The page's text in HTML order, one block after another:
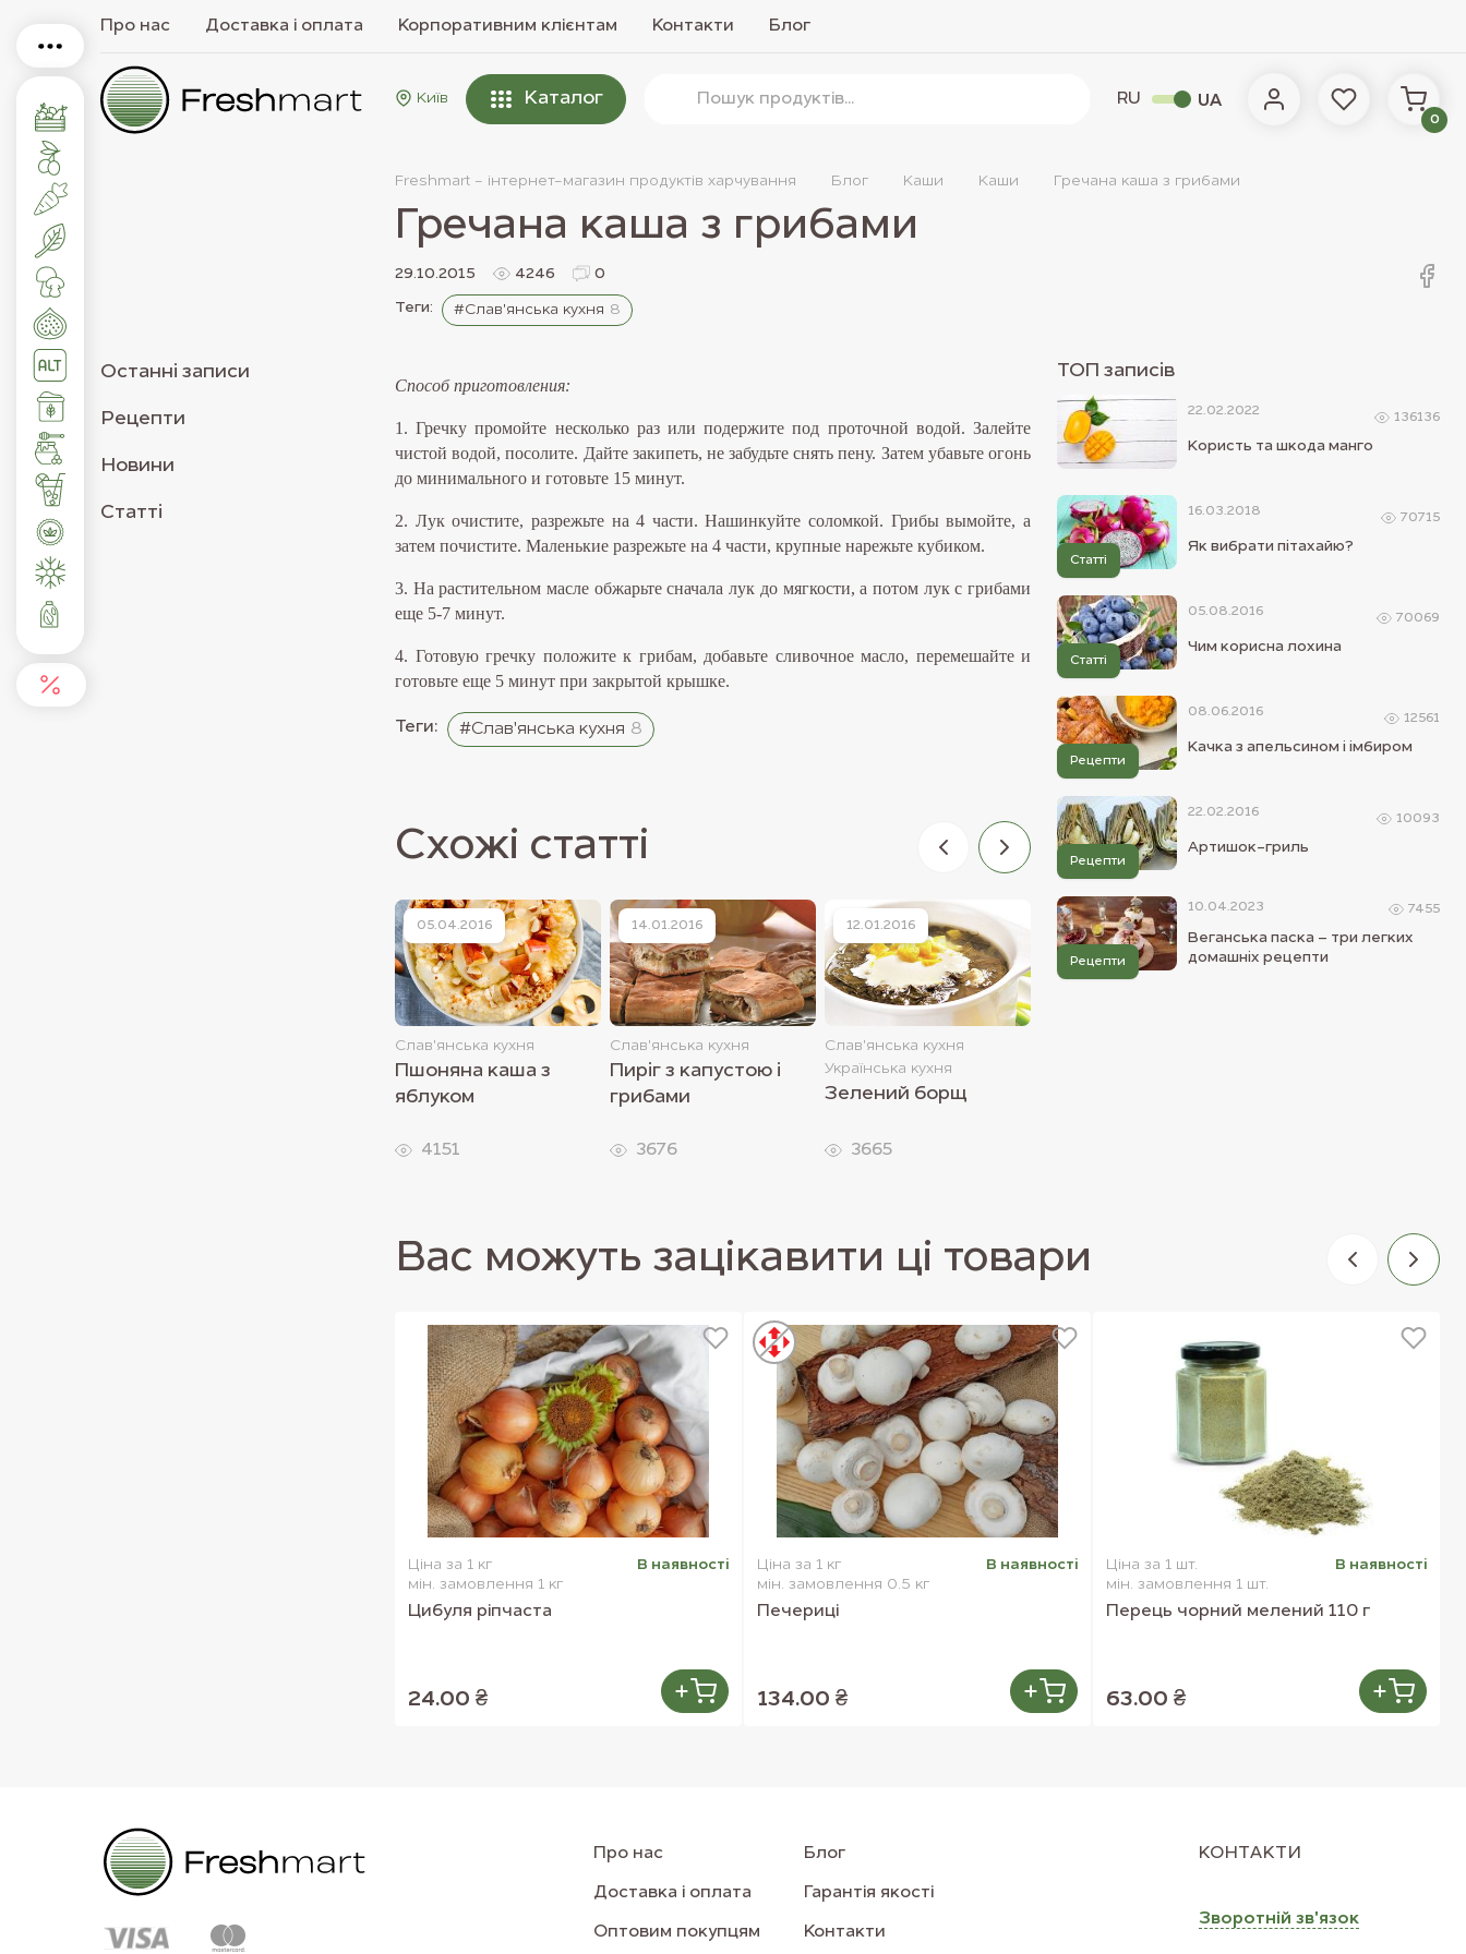
Про нас Доставка і оплата Корпоративним клієнтам Контакти Блог
Київ Каталог RU UA
0
Freshmart - інтернет-магазин продуктів харчування Блог Каши Каши Гречана каша з грибами
Гречана каша з грибами
29.10.2015 4246 0
Теги: #Слав'янська кухня 8
Останнi записи
Рецепти
Новини
Статті
Способ приготовления:
1. Гречку промойте несколько раз или подержите под проточной водой. Залейте
чистой водой, посолите. Дайте закипеть, не забудьте снять пену. Затем убавьте огонь
до минимального и готовьте 15 минут.
2. Лук очистите, разрежьте на 4 части. Нашинкуйте соломкой. Грибы вымойте, а
затем почистите. Маленькие разрежьте на 4 части, крупные нарежьте кубиком.
3. На растительном масле обжарьте сначала лук до мягкости, а потом лук с грибами
еще 5-7 минут.
4. Готовую гречку положите к грибам, добавьте сливочное масло, перемешайте и
готовьте еще 5 минут при закрытой крышке.
Теги: #Слав'янська кухня 8
Схожі статті
05.04.2016
Слав'янська кухня
Пшоняна каша з
яблуком
4151
14.01.2016
Слав'янська кухня
Пиріг з капустою і
грибами
3676
12.01.2016
Слав'янська кухня
Українська кухня
Зелений борщ
3665
26.05.2016
ТОП записiв
22.02.2022
Користь та шкода манго
136136
16.03.2018
Статті
Як вибрати пітахайю?
70715
05.08.2016
Статті
Чим корисна лохина
70069
08.06.2016
Рецепти
Качка з апельсином і імбиром
12561
22.02.2016
Рецепти
Артишок-гриль
10093
10.04.2023
Рецепти
Веганська паска – три легких
домашніх рецепти
7455
Вас можуть зацікавити ці товари
Ціна за 1 кг
мін. замовлення 1 кг
В наявностi
Цибуля ріпчаста
24.00 ₴
Ціна за 1 кг
мін. замовлення 0.5 кг
В наявностi
Печериці
134.00 ₴
Ціна за 1 шт.
мін. замовлення 1 шт.
В наявностi
Перець чорний мелений 110 г
63.00 ₴
Про нас Блог
Доставка і оплата Гарантія якості
Оптовим покупцям Контакти
КОНТАКТИ
Зворотнiй зв'язок